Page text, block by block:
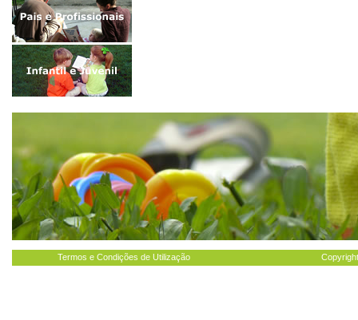
Termos e Condições de Utilização